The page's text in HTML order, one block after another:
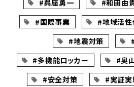
#呉座勇一
#和田由
#国際事業
#地域活性
#地震対策
#多機能ロッカー
#奥
#安全対策
#実証実